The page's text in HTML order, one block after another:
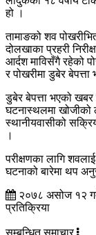
हो ।
तामाङको शव
दोलखाका प्रहरी
आर्दश माविसँगै रहेको
र पोखरीमा डुबेर बेपत्ता
डुबेर बेपत्ता भएको खबर
घटनास्थलमा खोजीको
स्थानीयवासीको
।
परीक्षणका लागि
घटनाको बारेमा थप
२०७८ असोज १२
प्रतिक्रिया